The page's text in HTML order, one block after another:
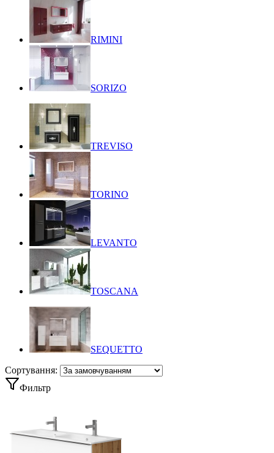
RIMINI
SORIZO
TREVISO
TORINO
LEVANTO
TOSCANA
SEQUETTO
Сортування:
Фильтр